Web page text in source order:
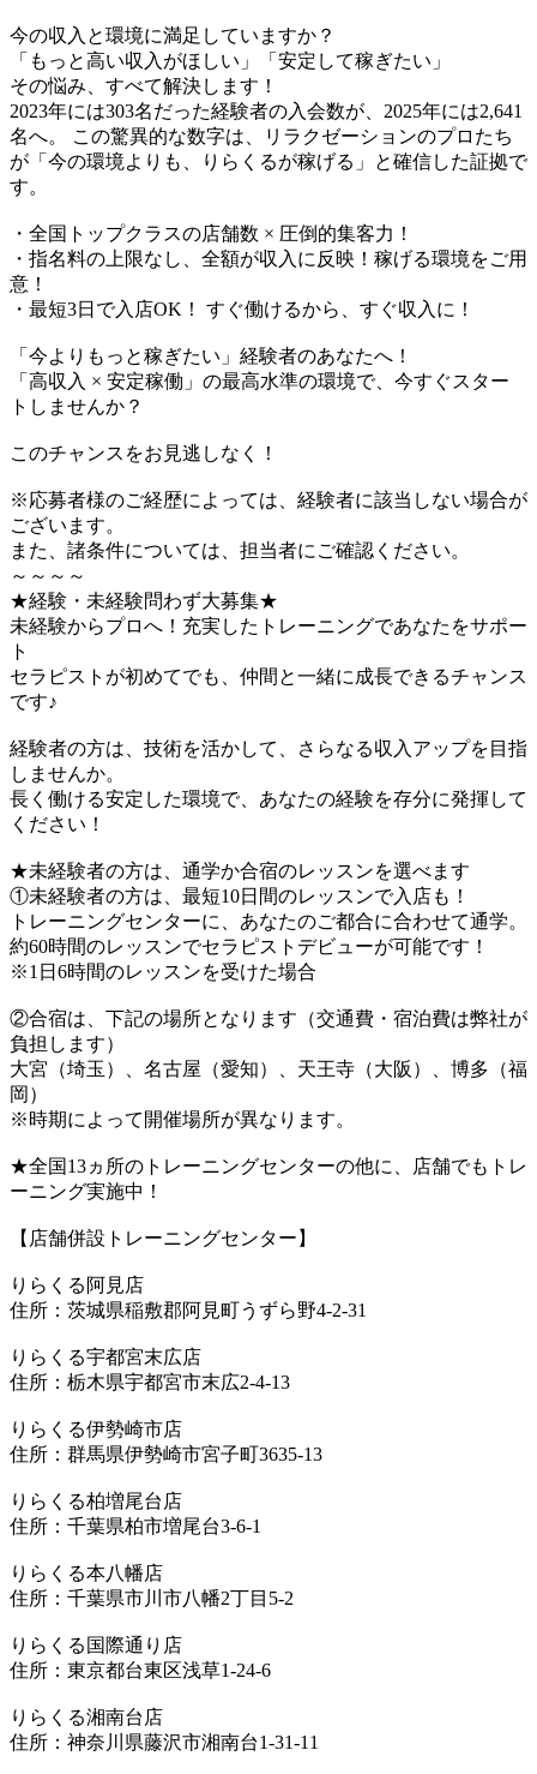
今の収入と環境に満足していますか？
「もっと高い収入がほしい」「安定して稼ぎたい」
その悩み、すべて解決します！
2023年には303名だった経験者の入会数が、2025年には2,641
名へ。 この驚異的な数字は、リラクゼーションのプロたち
が「今の環境よりも、りらくるが稼げる」と確信した証拠で
す。
・全国トップクラスの店舗数 × 圧倒的集客力！
・指名料の上限なし、全額が収入に反映！稼げる環境をご用
意！
・最短3日で入店OK！ すぐ働けるから、すぐ収入に！
「今よりもっと稼ぎたい」経験者のあなたへ！
「高収入 × 安定稼働」の最高水準の環境で、今すぐスター
トしませんか？
このチャンスをお見逃しなく！
※応募者様のご経歴によっては、経験者に該当しない場合が
ございます。
また、諸条件については、担当者にご確認ください。
～～～～
★経験・未経験問わず大募集★
未経験からプロへ！充実したトレーニングであなたをサポー
ト
セラピストが初めてでも、仲間と一緒に成長できるチャンス
です♪
経験者の方は、技術を活かして、さらなる収入アップを目指
しませんか。
長く働ける安定した環境で、あなたの経験を存分に発揮して
ください！
★未経験者の方は、通学か合宿のレッスンを選べます
①未経験者の方は、最短10日間のレッスンで入店も！
トレーニングセンターに、あなたのご都合に合わせて通学。
約60時間のレッスンでセラピストデビューが可能です！
※1日6時間のレッスンを受けた場合
②合宿は、下記の場所となります（交通費・宿泊費は弊社が
負担します）
大宮（埼玉）、名古屋（愛知）、天王寺（大阪）、博多（福
岡）
※時期によって開催場所が異なります。
★全国13ヵ所のトレーニングセンターの他に、店舗でもトレ
ーニング実施中！
【店舗併設トレーニングセンター】
りらくる阿見店
住所：茨城県稲敷郡阿見町うずら野4-2-31
りらくる宇都宮末広店
住所：栃木県宇都宮市末広2-4-13
りらくる伊勢崎市店
住所：群馬県伊勢崎市宮子町3635-13
りらくる柏増尾台店
住所：千葉県柏市増尾台3-6-1
りらくる本八幡店
住所：千葉県市川市八幡2丁目5-2
りらくる国際通り店
住所：東京都台東区浅草1-24-6
りらくる湘南台店
住所：神奈川県藤沢市湘南台1-31-11